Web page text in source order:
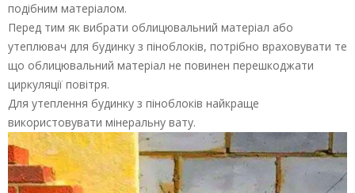
подібним матеріалом.
Перед тим як вибрати облицювальний матеріал або
утеплювач для будинку з піноблоків, потрібно враховувати те
що облицювальний матеріал не повинен перешкоджати
циркуляції повітря.
Для утеплення будинку з піноблоків найкраще
використовувати мінеральну вату.